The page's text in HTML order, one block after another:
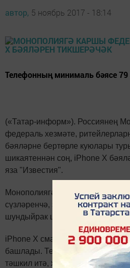
автор, 5 ноябрь 2017 - 18:14
Телефонның минималь бәясе
(«Татар-информ»). Россиянең
федераль хезмәте,
бәяләрне бертөрле куюлары
шикаятеннән соң, iPhone X
яза "Известия".
Монополиягә каршы федераль
сүзләренчә, элегрәк iPhone 8
шундыйрак шикаятьләр булган.
iPhone Х смартфоннары
башлады. Телефонның
тәшкил итә, хәтер күләме